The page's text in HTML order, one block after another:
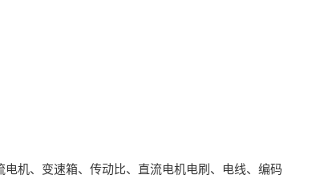
机、变速箱、传动比、直流电机电刷、电线、编码